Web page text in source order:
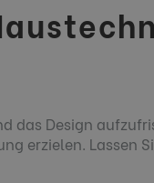
das Design
erzielen. Lassen